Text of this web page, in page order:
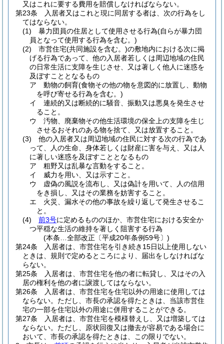
又はこれに要する費用を賠償しなければならない。
第23条
入居者又はこれと現に同居する者は、次の行為をし
てはならない。
(1)
暴力団員の住居として使用させる行為(自らが暴力団
員となって使用する行為を含む。)
(2)
市営住宅(共同施設を含む。)の敷地内における次に掲
げる行為であって、他の入居者若しくは周辺地域の住民
の日常生活に支障を生じさせ、又は著しく他人に迷惑を
及ぼすこととなるもの
ア
動物の飼育(食物その他の物を意図的に放置し、動物
を呼び寄せる行為を含む。)
イ
連続的又は断続的に騒音、振動又は悪臭を発生させ
ること。
ウ
汚物、廃棄物その他生活環境の保全上の支障を生じ
させるおそれのある物を捨て、又は放置すること。
(3)
他の入居者又は周辺地域の住民に対する次の行為であ
って、人の生命、身体若しくは財産に害を与え、又は人
に著しい迷惑を及ぼすこととなるもの
ア
粗野又は乱暴な言動をすること。
イ
威力を用い、又は示すこと。
ウ
虚偽の風説を流布し、又は偽計を用いて、人の信用
をき損し、又はその業務を妨害すること。
エ
火災、漏水その他の事故を繰り返して発生させるこ
と。
(4)
前3号に定めるもののほか、市営住宅における安全か
つ平穏な生活の維持を著しく阻害する行為
(本条…全部改正〔平成20年条例59号〕)
第24条
入居者は、市営住宅を引き続き15日以上使用しない
ときは、規則で定めるところにより、届出をしなければな
らない。
第25条
入居者は、市営住宅を他の者に転貸し、又はその入
居の権利を他の者に譲渡してはならない。
第26条
入居者は、市営住宅を住宅以外の用途に使用しては
ならない。 ただし、市長の承認を得たときは、当該市営住
宅の一部を住宅以外の用途に併用することができる。
第27条
入居者は、市営住宅を模様替えし、又は増築しては
ならない。 ただし、原状回復又は撤去が容易である場合に
おいて、市長の承認を得たときは、この限りでない。